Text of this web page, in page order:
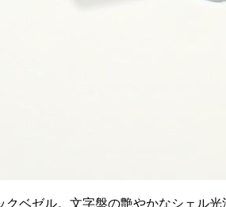
ベゼル。文字盤の艶やかなシェル